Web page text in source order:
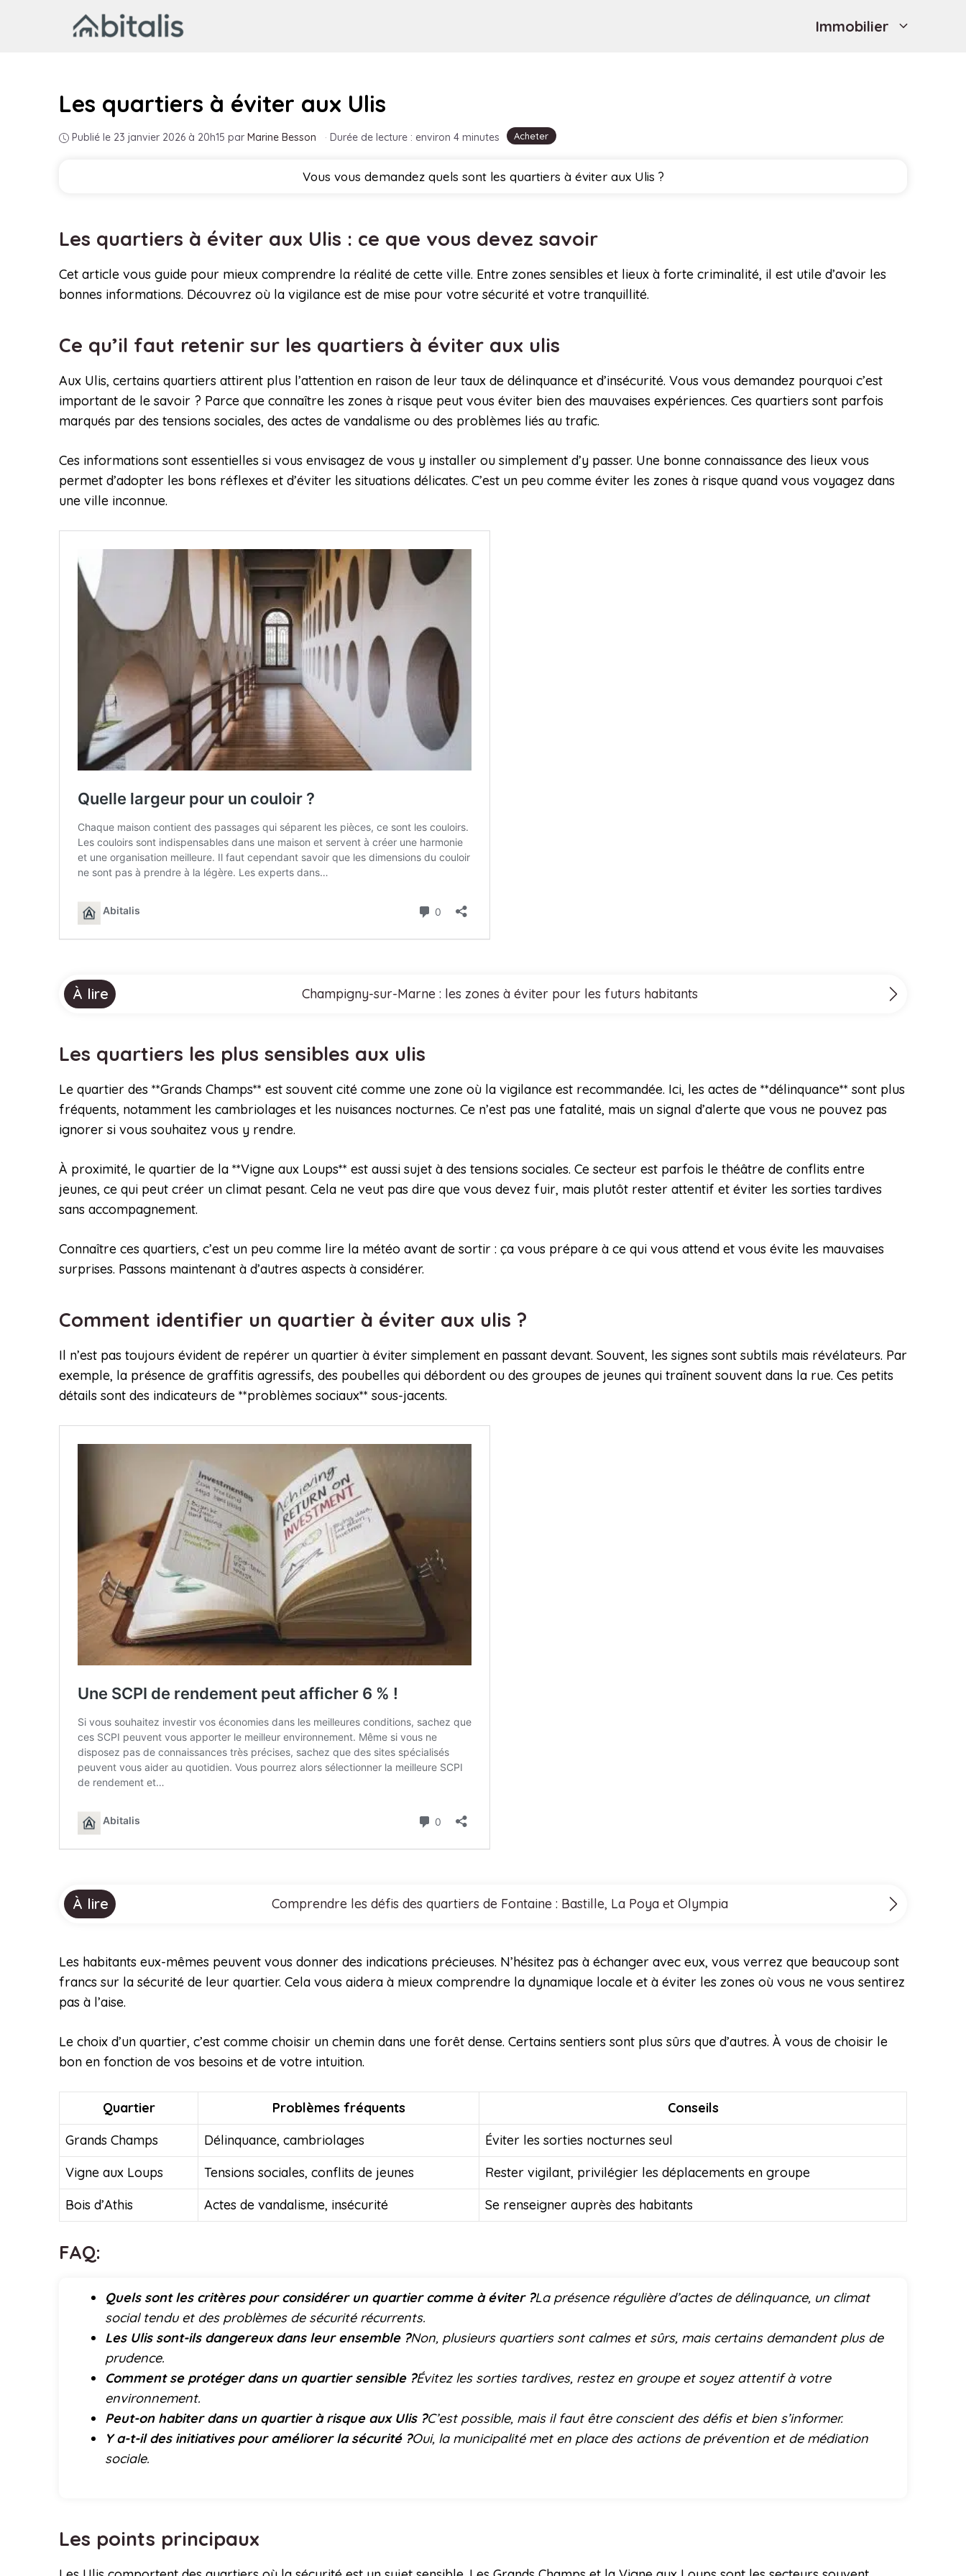
Immobilier
Acheter
Les quartiers à éviter aux Ulis
Publié le 23 janvier 2026 à 20h15 par Marine Besson · Durée de lecture : environ 4 minutes
Vous vous demandez quels sont les quartiers à éviter aux Ulis ?
Les quartiers à éviter aux Ulis : ce que vous devez savoir
Cet article vous guide pour mieux comprendre la réalité de cette ville. Entre zones sensibles et lieux à forte criminalité, il est utile d’avoir les
bonnes informations. Découvrez où la vigilance est de mise pour votre sécurité et votre tranquillité.
Ce qu’il faut retenir sur les quartiers à éviter aux ulis
Aux Ulis, certains quartiers attirent plus l’attention en raison de leur taux de délinquance et d’insécurité. Vous vous demandez pourquoi c’est
important de le savoir ? Parce que connaître les zones à risque peut vous éviter bien des mauvaises expériences. Ces quartiers sont parfois
marqués par des tensions sociales, des actes de vandalisme ou des problèmes liés au trafic.
Ces informations sont essentielles si vous envisagez de vous y installer ou simplement d’y passer. Une bonne connaissance des lieux vous
permet d’adopter les bons réflexes et d’éviter les situations délicates. C’est un peu comme éviter les zones à risque quand vous voyagez dans
une ville inconnue.
À lire Champigny-sur-Marne : les zones à éviter pour les futurs habitants
Les quartiers les plus sensibles aux ulis
Le quartier des **Grands Champs** est souvent cité comme une zone où la vigilance est recommandée. Ici, les actes de **délinquance** sont plus
fréquents, notamment les cambriolages et les nuisances nocturnes. Ce n’est pas une fatalité, mais un signal d’alerte que vous ne pouvez pas
ignorer si vous souhaitez vous y rendre.
À proximité, le quartier de la **Vigne aux Loups** est aussi sujet à des tensions sociales. Ce secteur est parfois le théâtre de conflits entre
jeunes, ce qui peut créer un climat pesant. Cela ne veut pas dire que vous devez fuir, mais plutôt rester attentif et éviter les sorties tardives
sans accompagnement.
Connaître ces quartiers, c’est un peu comme lire la météo avant de sortir : ça vous prépare à ce qui vous attend et vous évite les mauvaises
surprises. Passons maintenant à d’autres aspects à considérer.
Comment identifier un quartier à éviter aux ulis ?
Il n’est pas toujours évident de repérer un quartier à éviter simplement en passant devant. Souvent, les signes sont subtils mais révélateurs. Par
exemple, la présence de graffitis agressifs, des poubelles qui débordent ou des groupes de jeunes qui traînent souvent dans la rue. Ces petits
détails sont des indicateurs de **problèmes sociaux** sous-jacents.
À lire Comprendre les défis des quartiers de Fontaine : Bastille, La Poya et Olympia
Les habitants eux-mêmes peuvent vous donner des indications précieuses. N’hésitez pas à échanger avec eux, vous verrez que beaucoup sont
francs sur la sécurité de leur quartier. Cela vous aidera à mieux comprendre la dynamique locale et à éviter les zones où vous ne vous sentirez
pas à l’aise.
Le choix d’un quartier, c’est comme choisir un chemin dans une forêt dense. Certains sentiers sont plus sûrs que d’autres. À vous de choisir le
bon en fonction de vos besoins et de votre intuition.
Quartier Problèmes fréquents
Conseils
Grands Champs
Délinquance, cambriolages
Éviter les sorties nocturnes seul
Vigne aux Loups
Tensions sociales, conflits de jeunes
Rester vigilant, privilégier les déplacements en groupe
Bois d’Athis
Actes de vandalisme, insécurité Se renseigner auprès des habitants
FAQ:
Quels sont les critères pour considérer un quartier comme à éviter ?La présence régulière d’actes de délinquance, un climat
social tendu et des problèmes de sécurité récurrents.
Les Ulis sont-ils dangereux dans leur ensemble ?Non, plusieurs quartiers sont calmes et sûrs, mais certains demandent plus de
prudence.
Comment se protéger dans un quartier sensible ?Évitez les sorties tardives, restez en groupe et soyez attentif à votre
environnement.
Peut-on habiter dans un quartier à risque aux Ulis ?C’est possible, mais il faut être conscient des défis et bien s’informer.
Y a-t-il des initiatives pour améliorer la sécurité ?Oui, la municipalité met en place des actions de prévention et de médiation
sociale.
Les points principaux